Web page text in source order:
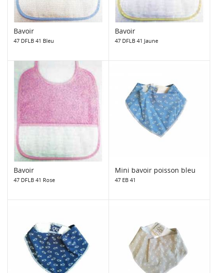
Bavoir
47 DFLB 41 Bleu
Bavoir
47 DFLB 41 Jaune
Bavoir
47 DFLB 41 Rose
Mini bavoir poisson bleu
47 EB 41